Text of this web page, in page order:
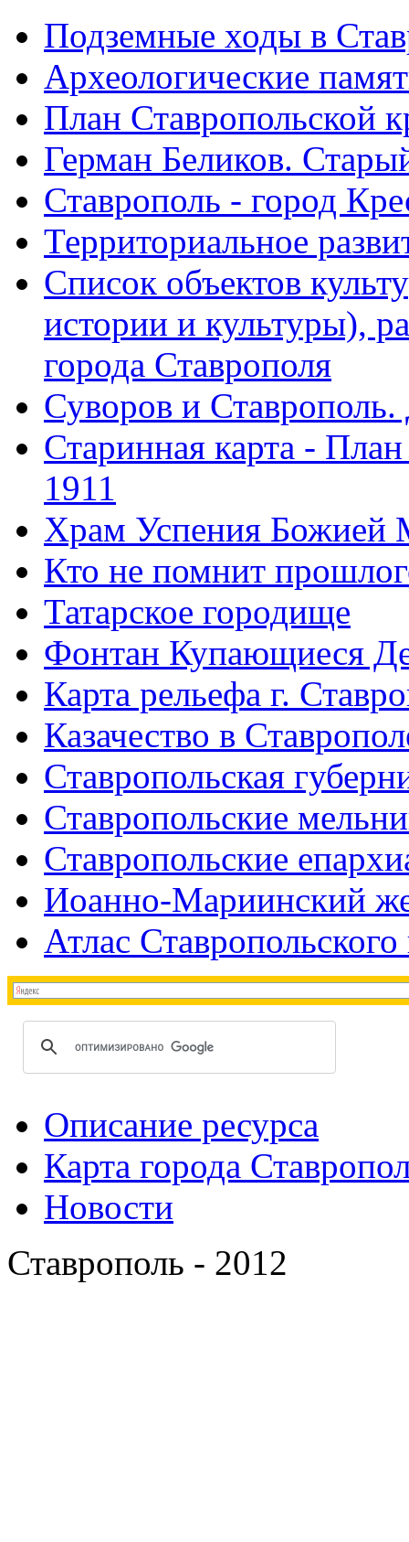
Подземные ходы в
Археологические
План Ставропольской
Герман Беликов.
Ставрополь - город
Территориальное
Список объектов
истории и культуры),
города Ставрополя
Суворов и
Старинная карта -
1911
Храм Успения Божией
Кто не помнит
Татарское городище
Фонтан Купающиеся
Карта рельефа г.
Казачество в
Ставропольская
Ставропольские
Ставропольские
Иоанно-Мариинский
Атлас
Описание ресурса
Карта города
Новости
Ставрополь - 2012